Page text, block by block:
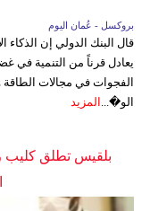
بروكسل - عُمان اليوم
قال البنك الدولي إن
يعادل قرناً من التنمية
الفجوات في مجالات الطاقة
الو�... المزيد
بلقيس تطلق كليب